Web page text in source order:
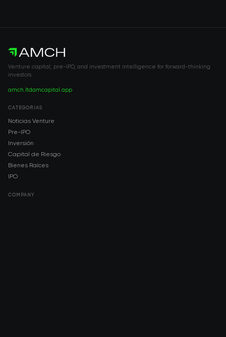
Venture capital, pre-IPO, and investment intelligence for forward-thinking
investors.
amch.ltdamcapital.app
CATEGORÍAS
Noticias Venture
Pre-IPO
Inversión
Capital de Riesgo
Bienes Raíces
IPO
COMPANY